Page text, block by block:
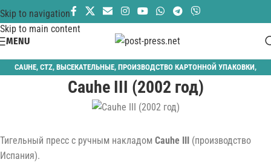
Skip to navigation
Skip to main content
MENU
CAUHE, CTZ, ВЫСЕКАТЕЛЬНЫЕ, ПРОИЗВОДСТВО КАРТОННОЙ УПАКОВКИ,
ТИГЕЛЬНЫЕ
Cauhe III (2002 год)
Тигельный пресс с ручным накладом Cauhe III (производство
Испания).